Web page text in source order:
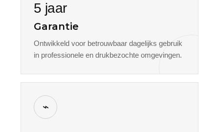
5 jaar
Garantie
Ontwikkeld voor betrouwbaar dagelijks gebruik
in professionele en drukbezochte omgevingen.
⌁